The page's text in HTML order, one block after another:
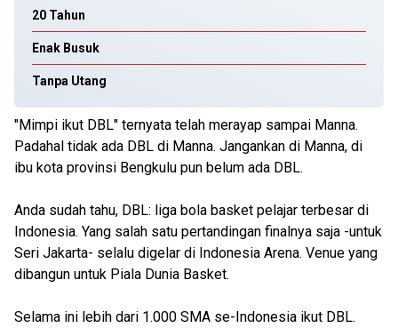
20 Tahun
Enak Busuk
Tanpa Utang
"Mimpi ikut DBL" ternyata telah merayap sampai Manna.
Padahal tidak ada DBL di Manna. Jangankan di Manna, di
ibu kota provinsi Bengkulu pun belum ada DBL.
Anda sudah tahu, DBL: liga bola basket pelajar terbesar di
Indonesia. Yang salah satu pertandingan finalnya saja -untuk
Seri Jakarta- selalu digelar di Indonesia Arena. Venue yang
dibangun untuk Piala Dunia Basket.
Selama ini lebih dari 1.000 SMA se-Indonesia ikut DBL.